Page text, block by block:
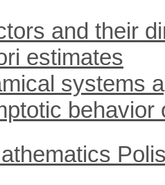
and their
estimates
systems
behavior